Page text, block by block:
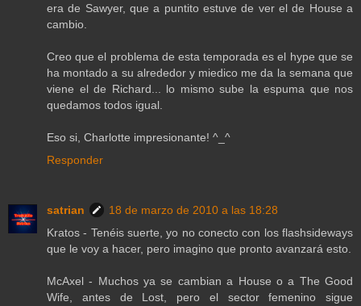
era de Sawyer, que a puntito estuve de ver el de House a
cambio.
Creo que el problema de esta temporada es el hype que se
ha montado a su alrededor y miedico me da la semana que
viene el de Richard... lo mismo sube la espuma que nos
quedamos todos igual.
Eso si, Charlotte impresionante! ^_^
Responder
satrian
18 de marzo de 2010 a las 18:28
Kratos - Tenéis suerte, yo no conecto con los flashsideways
que le voy a hacer, pero imagino que pronto avanzará esto.
McAxel - Muchos ya se cambian a House o a The Good
Wife, antes de Lost, pero el sector femenino sigue